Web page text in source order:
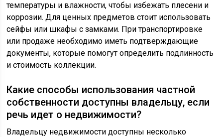
температуры и влажности, чтобы избежать плесени и
коррозии. Для ценных предметов стоит использовать
сейфы или шкафы с замками. При транспортировке
или продаже необходимо иметь подтверждающие
документы, которые помогут определить подлинность
и стоимость коллекции.
Какие способы использования частной
собственности доступны владельцу, если
речь идет о недвижимости?
Владельцу недвижимости доступны несколько